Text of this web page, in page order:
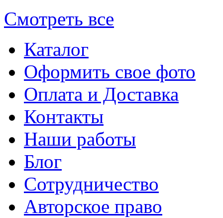
Смотреть все
Каталог
Оформить свое фото
Оплата и Доставка
Контакты
Наши работы
Блог
Сотрудничество
Авторское право